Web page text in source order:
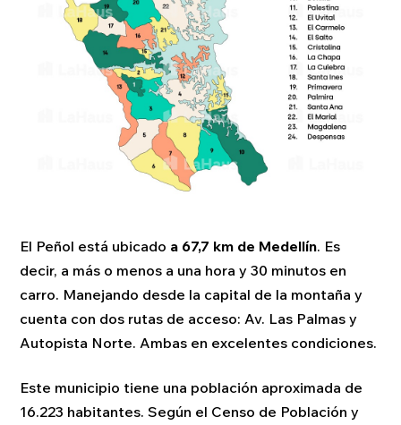
El Peñol está ubicado a 67,7 km de Medellín. Es
decir, a más o menos a una hora y 30 minutos en
carro. Manejando desde la capital de la montaña y
cuenta con dos rutas de acceso: Av. Las Palmas y
Autopista Norte. Ambas en excelentes condiciones.
Este municipio tiene una población aproximada de
16.223 habitantes. Según el Censo de Población y